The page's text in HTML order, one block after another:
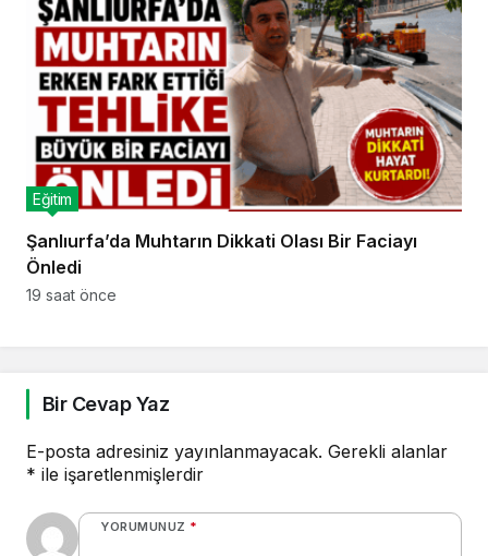
Şanlıurfa’da Muhtarın Dikkati Olası Bir Faciayı
Önledi
Eğitim
19 saat önce
Bir Cevap Yaz
E-posta adresiniz yayınlanmayacak. Gerekli alanlar
* ile işaretlenmişlerdir
YORUMUNUZ *